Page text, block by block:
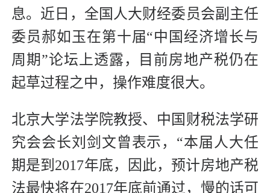
息。近日，全国人大财经委员会副主任
委员郝如玉在第十届“中国经济增长与
周期”论坛上透露，目前房地产税仍在
起草过程之中，操作难度很大。
北京大学法学院教授、中国财税法学研
究会会长刘剑文曾表示，“本届人大任
期是到2017年底，因此，预计房地产税
法最快将在2017年底前通过，慢的话可